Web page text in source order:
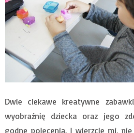
Dwie ciekawe kreatywne
wyobraźnię dziecka oraz jego
godne polecenia. I wierzcie mi,